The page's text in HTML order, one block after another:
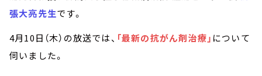
張大亮先生です。
4月10日（木）の放送では、 「最新の抗がん剤治療」 について
伺いました。